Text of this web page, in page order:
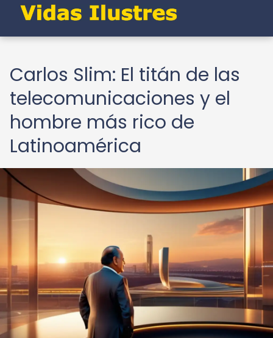
Carlos Slim: El titán de las
telecomunicaciones y el
hombre más rico de
Latinoamérica